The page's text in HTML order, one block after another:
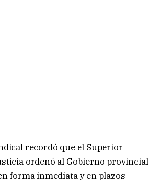
recordó que el Superior
ordenó al Gobierno provincial
forma inmediata y en plazos